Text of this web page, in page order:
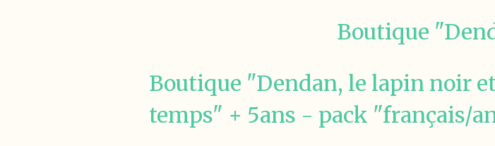
Boutique
Boutique "Dendan, le lapin noir
temps" + 5ans - pack "français/